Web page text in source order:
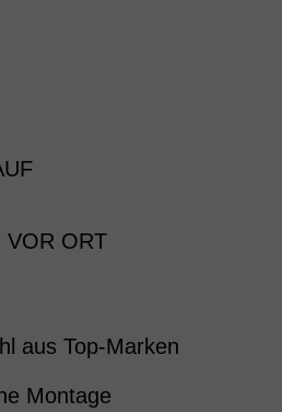
VOR ORT
aus Top-Marken
Montage